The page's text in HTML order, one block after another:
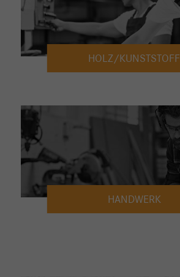
HOLZ/KUNSTSTOFF
HANDWERK